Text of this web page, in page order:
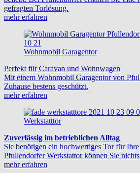
gefragten Torlösung.
mehr erfahren
Wohnmobil Garagentor
Perfekt für Caravan und Wohnwagen
Mit einem Wohnmobil Garagentor von
Zuhause bestens geschützt.
mehr erfahren
Werkstatttor
Zuverlässig im betrieblichen Alltag
Sie benötigen ein hochwertiges Tor für
Pfullendorfer Werkstattor können Sie
mehr erfahren